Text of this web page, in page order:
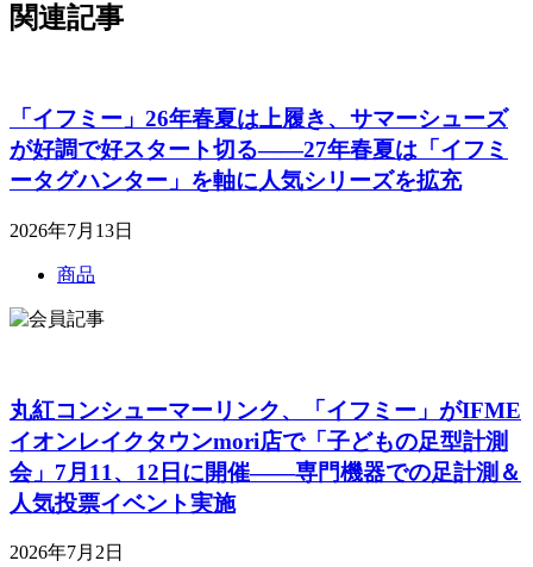
関連記事
「イフミー」26年春夏は上履き、サマーシューズ
が好調で好スタート切る――27年春夏は「イフミ
ータグハンター」を軸に人気シリーズを拡充
2026年7月13日
商品
丸紅コンシューマーリンク、「イフミー」がIFME
イオンレイクタウンmori店で「子どもの足型計測
会」7月11、12日に開催――専門機器での足計測＆
人気投票イベント実施
2026年7月2日